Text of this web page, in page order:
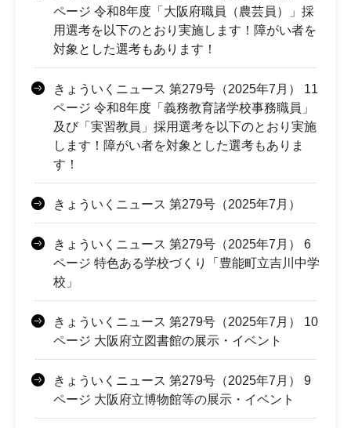
ページ 令和8年度「大阪府職員（農芸員）」採
用選考を以下のとおり実施します！障がい者を
対象とした選考もあります！
きょういくニュース 第279号（2025年7月） 11
ページ 令和8年度「義務教育諸学校事務職員」
及び「実習教員」採用選考を以下のとおり実施
します！障がい者を対象とした選考もありま
す！
きょういくニュース 第279号（2025年7月）
きょういくニュース 第279号（2025年7月） 6
ページ 特色ある学校づくり「豊能町立吉川中学
校」
きょういくニュース 第279号（2025年7月） 10
ページ 大阪府立図書館の展示・イベント
きょういくニュース 第279号（2025年7月） 9
ページ 大阪府立博物館等の展示・イベント